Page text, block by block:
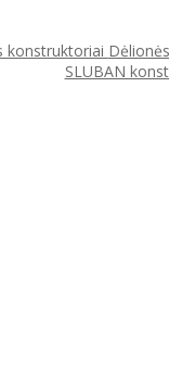
konstruktoriai
SLUBAN